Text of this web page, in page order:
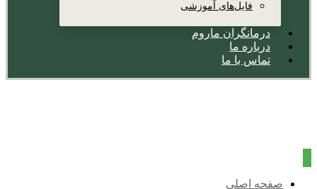
فایل‌های آموزشی
درمانگران ماروم
درباره ما
تماس با ما
صفحه اصلی